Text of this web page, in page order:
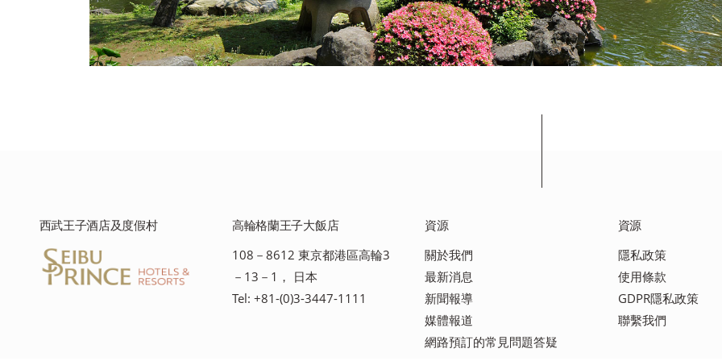
西武王子酒店及度假村
高輪格蘭王子大飯店
108－8612 東京都港區高輪3
－13－1， 日本
Tel: +81-(0)3-3447-1111
資源
關於我們
最新消息
新聞報導
媒體報道
網路預訂的常見問題答疑
資源
隱私政策
使用條款
GDPR隱私政策
聯繫我們